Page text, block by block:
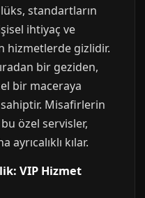
standartların
ihtiyaç ve
hizmetlerde gizlidir.
bir geziden,
bir maceraya
Misafirlerin
özel servisler,
kılar.
VIP Hizmet